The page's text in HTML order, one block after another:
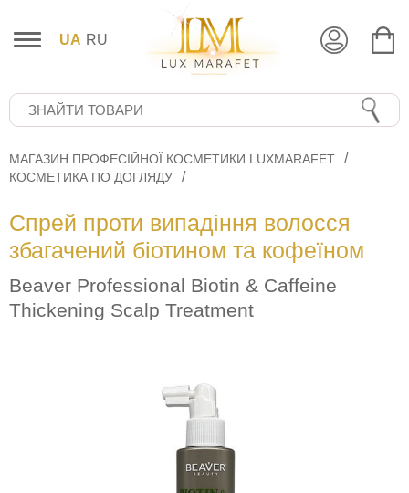
UA RU
МАГАЗИН ПРОФЕСІЙНОЇ КОСМЕТИКИ LUXMARAFET
КОСМЕТИКА ПО ДОГЛЯДУ
Спрей проти випадіння волосся
збагачений біотином та кофеїном
Beaver Professional Biotin & Caffeine
Thickening Scalp Treatment